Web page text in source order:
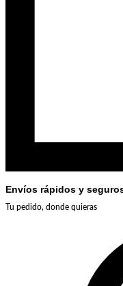
Envíos rápidos y
Tu pedido, donde quieras